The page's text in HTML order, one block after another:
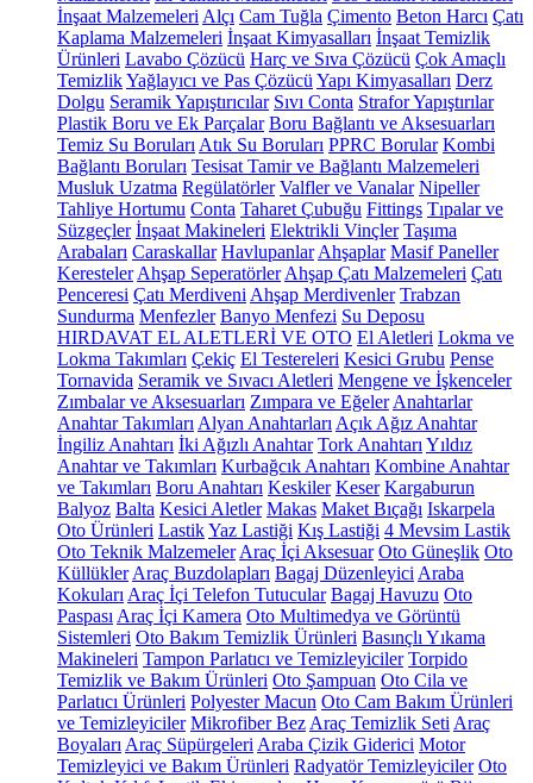
İnşaat Malzemeleri Alçı Cam Tuğla Çimento Beton Harcı Çatı
Kaplama Malzemeleri İnşaat Kimyasalları İnşaat Temizlik
Ürünleri Lavabo Çözücü Harç ve Sıva Çözücü Çok Amaçlı
TemizlikYağlayıcı ve Pas Çözücü Yapı Kimyasalları Derz
Dolgu Seramik Yapıştırıcılar Sıvı Conta Strafor Yapıştırılar
Plastik Boru ve Ek Parçalar Boru Bağlantı ve Aksesuarları
Temiz Su Boruları Atık Su Boruları PPRC Borular Kombi
Bağlantı Boruları Tesisat Tamir ve Bağlantı Malzemeleri
Musluk Uzatma Regülatörler Valfler ve Vanalar Nipeller
Tahliye Hortumu Conta Taharet Çubuğu Fittings Tıpalar ve
Süzgeçler İnşaat Makineleri Elektrikli Vinçler Taşıma
Arabaları Caraskallar Havlupanlar Ahşaplar Masif Paneller
Keresteler Ahşap Seperatörler Ahşap Çatı Malzemeleri Çatı
Penceresi Çatı Merdiveni Ahşap Merdivenler Trabzan
Sundurma Menfezler Banyo Menfezi Su Deposu
HIRDAVAT EL ALETLERİ VE OTO El Aletleri Lokma ve
Lokma Takımları Çekiç El Testereleri Kesici Grubu Pense
Tornavida Seramik ve Sıvacı Aletleri Mengene ve İşkenceler
Zımbalar ve Aksesuarları Zımpara ve Eğeler Anahtarlar
Anahtar Takımları Alyan Anahtarları Açık Ağız Anahtar
İngiliz Anahtarı İki Ağızlı Anahtar Tork Anahtarı Yıldız
Anahtar ve Takımları Kurbağcık Anahtarı Kombine Anahtar
ve Takımları Boru Anahtarı Keskiler Keser Kargaburun
Balyoz Balta Kesici Aletler Makas Maket Bıçağı Iskarpela
Oto Ürünleri LastikYaz Lastiği Kış Lastiği 4 Mevsim Lastik
Oto Teknik Malzemeler Araç İçi Aksesuar Oto Güneşlik Oto
Küllükler Araç Buzdolapları Bagaj Düzenleyici Araba
Kokuları Araç İçi Telefon Tutucular Bagaj Havuzu Oto
Paspası Araç İçi Kamera Oto Multimedya ve Görüntü
Sistemleri Oto Bakım Temizlik Ürünleri Basınçlı Yıkama
Makineleri Tampon Parlatıcı ve Temizleyiciler Torpido
Temizlik ve Bakım Ürünleri Oto Şampuan Oto Cila ve
Parlatıcı Ürünleri Polyester Macun Oto Cam Bakım Ürünleri
ve Temizleyiciler Mikrofiber Bez Araç Temizlik Seti Araç
Boyaları Araç Süpürgeleri Araba Çizik Giderici Motor
Temizleyici ve Bakım Ürünleri Radyatör Temizleyiciler Oto